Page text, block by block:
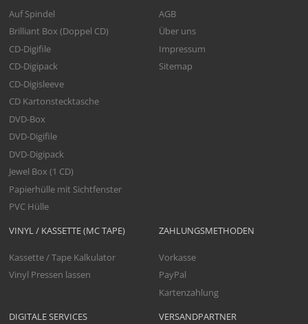
VINYL / KASSETTE (MC TAPE)
Kassette / Tape Kalkulator
Vinyl Pressen lassen
DIGITALE SERVICES
Auf Spindel
Brilliant Box (Doppel CD)
CD-Digifile
CD-Digipack
CD-Digisleeve
CD Kartonstecktasche
DVD-Box
DVD-Digifile
DVD-Digipack
Jewel Box (1 CD)
Papierhülle mit Sichtfenster
PVC Hülle
AGB
Über uns
Impressum
Sitemap
ZAHLUNGSMETHODEN
Vorkasse
PayPal
Kartenzahlung
VERSANDPARTNER